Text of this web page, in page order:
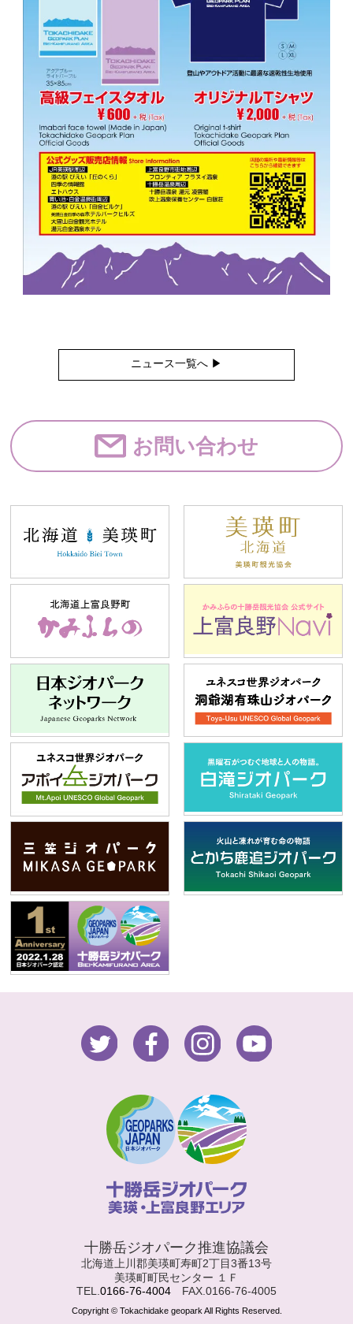
ニュース一覧へ ▶︎
お問い合わせ
十勝岳ジオパーク推進協議会
北海道上川郡美瑛町寿町2丁目3番13号
美瑛町町民センター １Ｆ
TEL.0166-76-4004 FAX.0166-76-4005
Copyright © Tokachidake geopark All Rights Reserved.